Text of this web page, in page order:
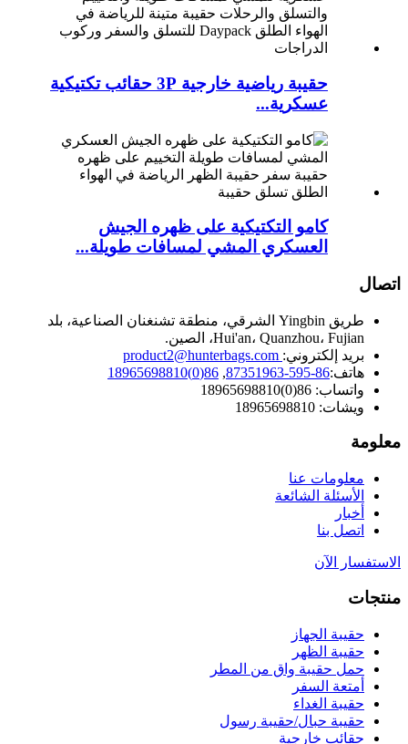
حقيبة رياضية خارجية 3P حقائب تكتيكية
عسكرية...
كامو التكتيكية على ظهره الجيش
العسكري المشي لمسافات طويلة...
اتصال
طريق Yingbin الشرقي، منطقة تشنغنان الصناعية، بلد
Hui'an، Quanzhou، Fujian، الصين.
بريد إلكتروني:
هاتف:86-595-87351963
,
86(0)18965698810
واتساب: 86(0)18965698810
ويشات: 18965698810
معلومة
معلومات عنا
الأسئلة الشائعة
أخبار
اتصل بنا
الاستفسار الآن
منتجات
حقيبة الجهاز
حقيبة الظهر
حمل حقيبة واق من المطر
أمتعة السفر
حقيبة الغداء
حقيبة حبال/حقيبة رسول
حقائب خارجية